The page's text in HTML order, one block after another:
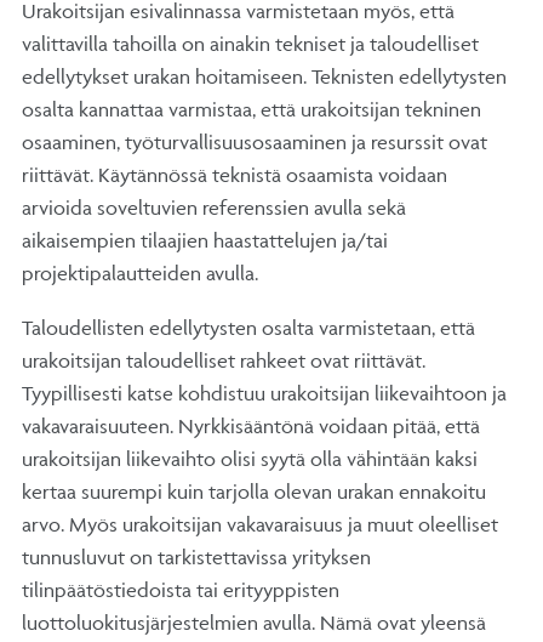
Urakoitsijan esivalinnassa varmistetaan myös, että
valittavilla tahoilla on ainakin tekniset ja taloudelliset
edellytykset urakan hoitamiseen. Teknisten edellytysten
osalta kannattaa varmistaa, että urakoitsijan tekninen
osaaminen, työturvallisuusosaaminen ja resurssit ovat
riittävät. Käytännössä teknistä osaamista voidaan
arvioida soveltuvien referenssien avulla sekä
aikaisempien tilaajien haastattelujen ja/tai
projektipalautteiden avulla.
Taloudellisten edellytysten osalta varmistetaan, että
urakoitsijan taloudelliset rahkeet ovat riittävät.
Tyypillisesti katse kohdistuu urakoitsijan liikevaihtoon ja
vakavaraisuuteen. Nyrkkisääntönä voidaan pitää, että
urakoitsijan liikevaihto olisi syytä olla vähintään kaksi
kertaa suurempi kuin tarjolla olevan urakan ennakoitu
arvo. Myös urakoitsijan vakavaraisuus ja muut oleelliset
tunnusluvut on tarkistettavissa yrityksen
tilinpäätöstiedoista tai erityyppisten
luottoluokitusjärjestelmien avulla. Nämä ovat yleensä